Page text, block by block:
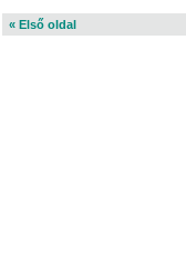
« Első oldal